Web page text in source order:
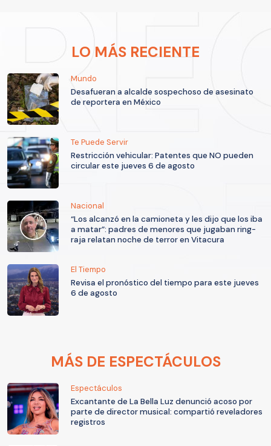
LO MÁS RECIENTE
Mundo
Desafueran a alcalde sospechoso de asesinato
de reportera en México
Te Puede Servir
Restricción vehicular: Patentes que NO pueden
circular este jueves 6 de agosto
Nacional
“Los alcanzó en la camioneta y les dijo que los iba
a matar”: padres de menores que jugaban ring-
raja relatan noche de terror en Vitacura
El Tiempo
Revisa el pronóstico del tiempo para este jueves
6 de agosto
MÁS DE ESPECTÁCULOS
Espectáculos
Excantante de La Bella Luz denunció acoso por
parte de director musical: compartió reveladores
registros